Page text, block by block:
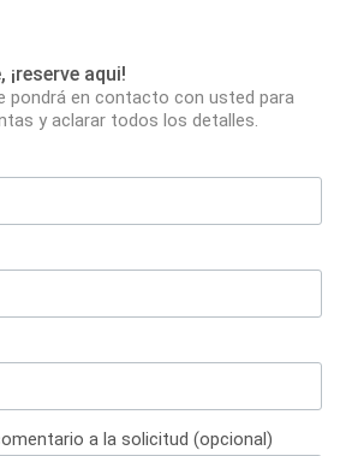
aqui!
pondrá en contacto con usted para
y aclarar todos los detalles.
a la solicitud (opcional)